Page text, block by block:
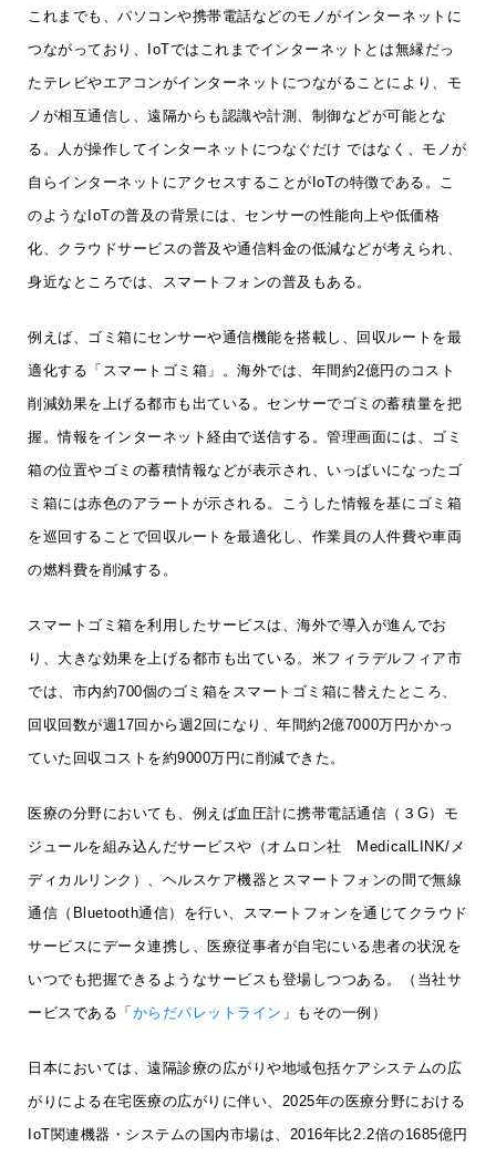
これまでも、パソコンや携帯電話などのモノがインターネットに
つながっており、IoTではこれまでインターネットとは無縁だっ
たテレビやエアコンがインターネットにつながることにより、モ
ノが相互通信し、遠隔からも認識や計測、制御などが可能とな
る。人が操作してインターネットにつなぐだけ ではなく、モノが
自らインターネットにアクセスすることがIoTの特徴である。こ
のようなIoTの普及の背景には、センサーの性能向上や低価格
化、クラウドサービスの普及や通信料金の低減などが考えられ、
身近なところでは、スマートフォンの普及もある。
例えば、ゴミ箱にセンサーや通信機能を搭載し、回収ルートを最
適化する「スマートゴミ箱」。海外では、年間約2億円のコスト
削減効果を上げる都市も出ている。センサーでゴミの蓄積量を把
握。情報をインターネット経由で送信する。管理画面には、ゴミ
箱の位置やゴミの蓄積情報などが表示され、いっぱいになったゴ
ミ箱には赤色のアラートが示される。こうした情報を基にゴミ箱
を巡回することで回収ルートを最適化し、作業員の人件費や車両
の燃料費を削減する。
スマートゴミ箱を利用したサービスは、海外で導入が進んでお
り、大きな効果を上げる都市も出ている。米フィラデルフィア市
では、市内約700個のゴミ箱をスマートゴミ箱に替えたところ、
回収回数が週17回から週2回になり、年間約2億7000万円かかっ
ていた回収コストを約9000万円に削減できた。
医療の分野においても、例えば血圧計に携帯電話通信（３G）モ
ジュールを組み込んだサービスや（オムロン社 MedicalLINK/メ
ディカルリンク）、ヘルスケア機器とスマートフォンの間で無線
通信（Bluetooth通信）を行い、スマートフォンを通じてクラウド
サービスにデータ連携し、医療従事者が自宅にいる患者の状況を
いつでも把握できるようなサービスも登場しつつある。（当社サ
ービスである「 からだパレットライン 」もその一例）
日本においては、遠隔診療の広がりや地域包括ケアシステムの広
がりによる在宅医療の広がりに伴い、2025年の医療分野における
IoT関連機器・システムの国内市場は、2016年比2.2倍の1685億円